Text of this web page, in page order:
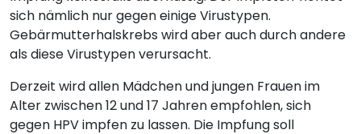
sich nämlich nur gegen einige Virustypen.
Gebärmutterhalskrebs wird aber auch durch andere
als diese Virustypen verursacht.
Derzeit wird allen Mädchen und jungen Frauen im
Alter zwischen 12 und 17 Jahren empfohlen, sich
gegen HPV impfen zu lassen. Die Impfung soll